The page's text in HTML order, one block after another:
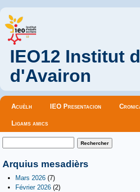
IEO12 Institut
d'Avairon
Menu principal
Acuèlh IEO Presentacion
Ligams amics
Formulaire de recherche
Arquius mesadièrs
Mars 2026 (7)
Février 2026 (2)